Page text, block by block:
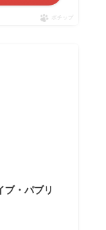
ポチップ
・パブリ